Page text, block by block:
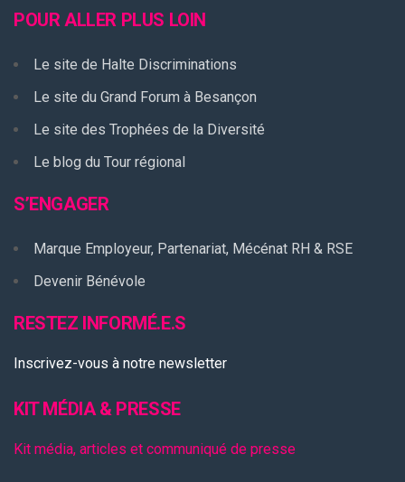
POUR ALLER PLUS LOIN
Le site de Halte Discriminations
Le site du Grand Forum à Besançon
Le site des Trophées de la Diversité
Le blog du Tour régional
S’ENGAGER
Marque Employeur, Partenariat, Mécénat RH & RSE
Devenir Bénévole
RESTEZ INFORMÉ.E.S
Inscrivez-vous à notre newsletter
KIT MÉDIA & PRESSE
Kit média, articles et communiqué de presse